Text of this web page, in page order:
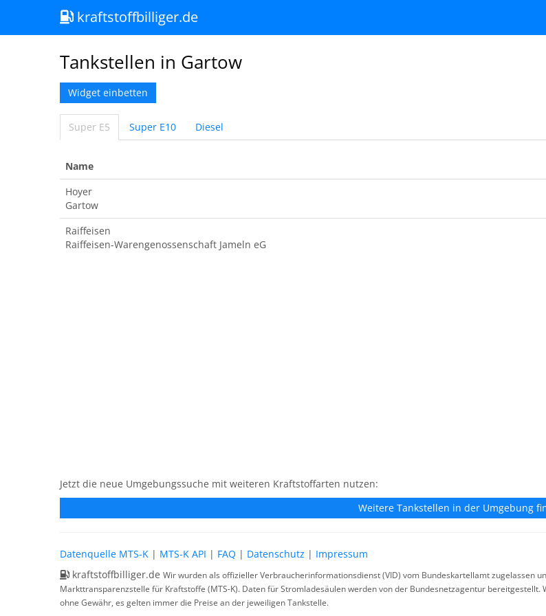
kraftstoffbilliger.de
Tankstellen in Gartow
Widget einbetten
Super E5 Super E10 Diesel
Name
Hoyer
Gartow
Raiffeisen
Raiffeisen-Warengenossenschaft Jameln eG
Jetzt die neue Umgebungssuche mit weiteren Kraftstoffarten nutzen:
Weitere Tankstellen in der Umgebung
Datenquelle MTS-K | MTS-K API | FAQ | Datenschutz | Impressum
kraftstoffbilliger.de Wir wurden als offizieller Verbraucherinformationsdienst (VID) vom Bundeskartellamt zugelassen
Markttransparenzstelle für Kraftstoffe (MTS-K). Daten für Stromladesäulen werden von der Bundesnetzagentur
ohne Gewähr, es gelten immer die Preise an der jeweiligen Tankstelle.